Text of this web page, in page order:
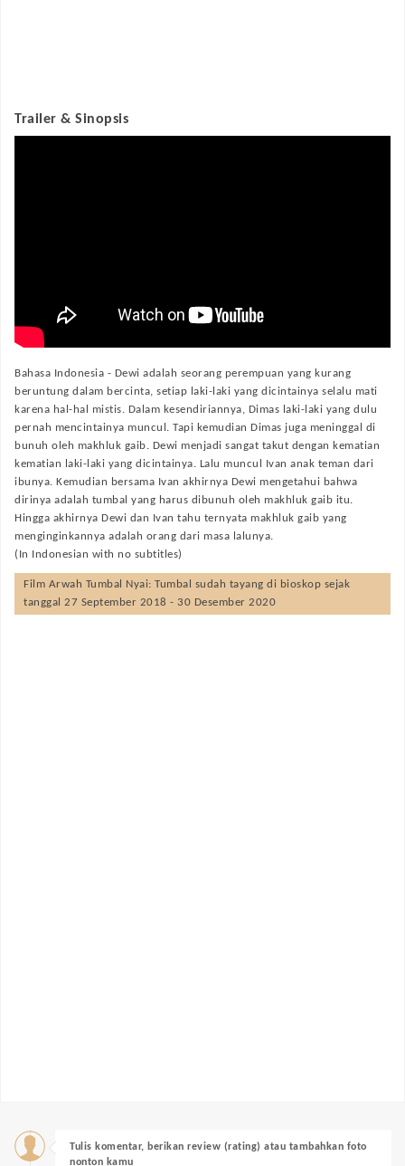
Trailer & Sinopsis
Bahasa Indonesia - Dewi adalah seorang perempuan yang kurang
beruntung dalam bercinta, setiap laki-laki yang dicintainya selalu mati
karena hal-hal mistis. Dalam kesendiriannya, Dimas laki-laki yang dulu
pernah mencintainya muncul. Tapi kemudian Dimas juga meninggal di
bunuh oleh makhluk gaib. Dewi menjadi sangat takut dengan kematian
kematian laki-laki yang dicintainya. Lalu muncul Ivan anak teman dari
ibunya. Kemudian bersama Ivan akhirnya Dewi mengetahui bahwa
dirinya adalah tumbal yang harus dibunuh oleh makhluk gaib itu.
Hingga akhirnya Dewi dan Ivan tahu ternyata makhluk gaib yang
menginginkannya adalah orang dari masa lalunya.
(In Indonesian with no subtitles)
Film Arwah Tumbal Nyai: Tumbal
sudah tayang di bioskop sejak
tanggal 27 September 2018 - 30 Desember 2020
Tulis komentar, berikan review (rating) atau tambahkan foto
nonton kamu